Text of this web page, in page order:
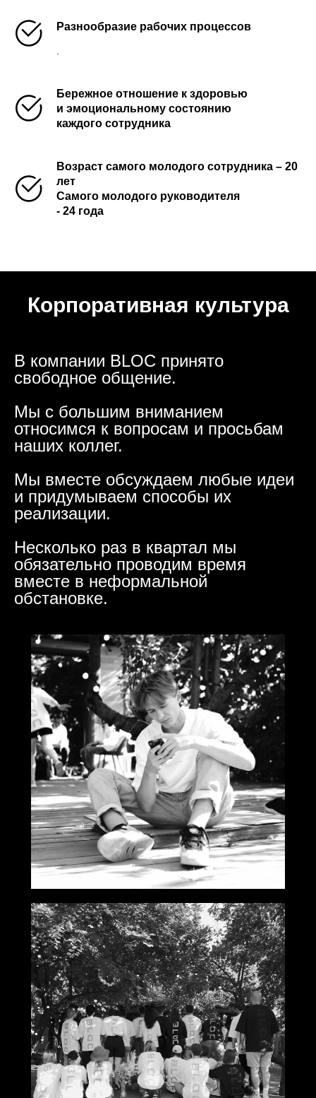
Разнообразие рабочих процессов
Бережное отношение к здоровью
и эмоциональному состоянию
каждого сотрудника
Возраст самого молодого сотрудника – 20
лет
Самого молодого руководителя
- 24 года
Корпоративная культура
В компании BLOC принято
свободное общение.
Мы с большим вниманием
относимся к вопросам и просьбам
наших коллег.
Мы вместе обсуждаем любые идеи
и придумываем способы их
реализации.
Несколько раз в квартал мы
обязательно проводим время
вместе в неформальной
обстановке.